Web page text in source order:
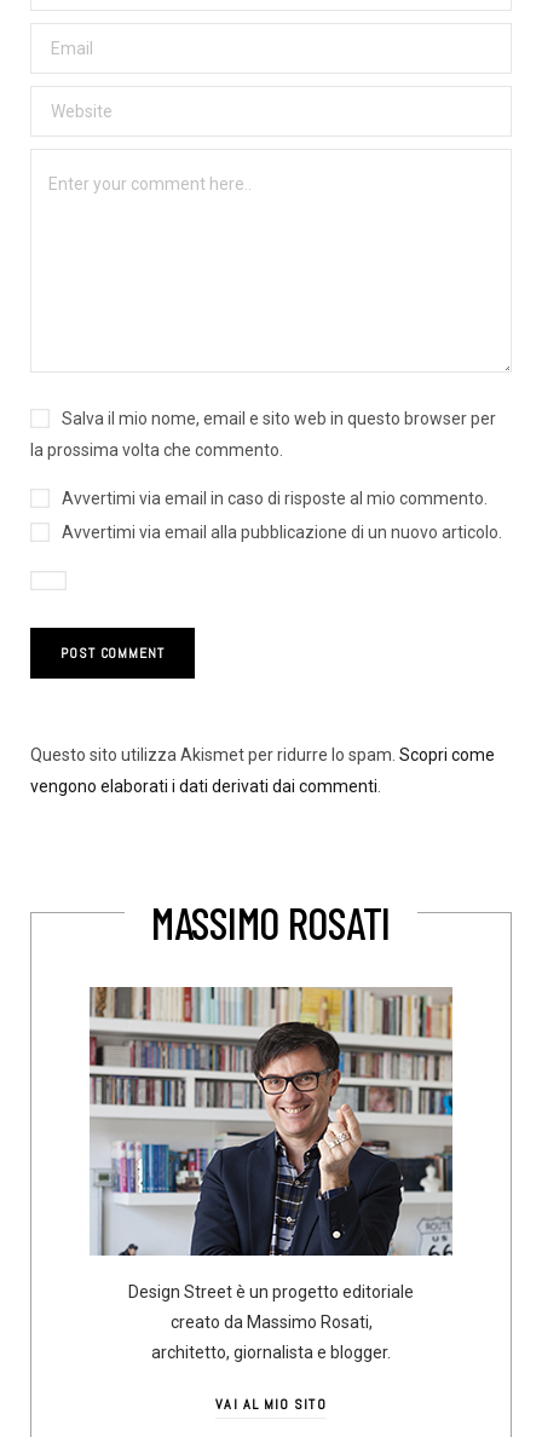
Salva il mio nome, email e sito web in questo browser per
la prossima volta che commento.
Avvertimi via email in caso di risposte al mio commento.
Avvertimi via email alla pubblicazione di un nuovo articolo.
Questo sito utilizza Akismet per ridurre lo spam. Scopri come
vengono elaborati i dati derivati dai commenti.
MASSIMO ROSATI
Design Street è un progetto editoriale
creato da Massimo Rosati,
architetto, giornalista e blogger.
VAI AL MIO SITO